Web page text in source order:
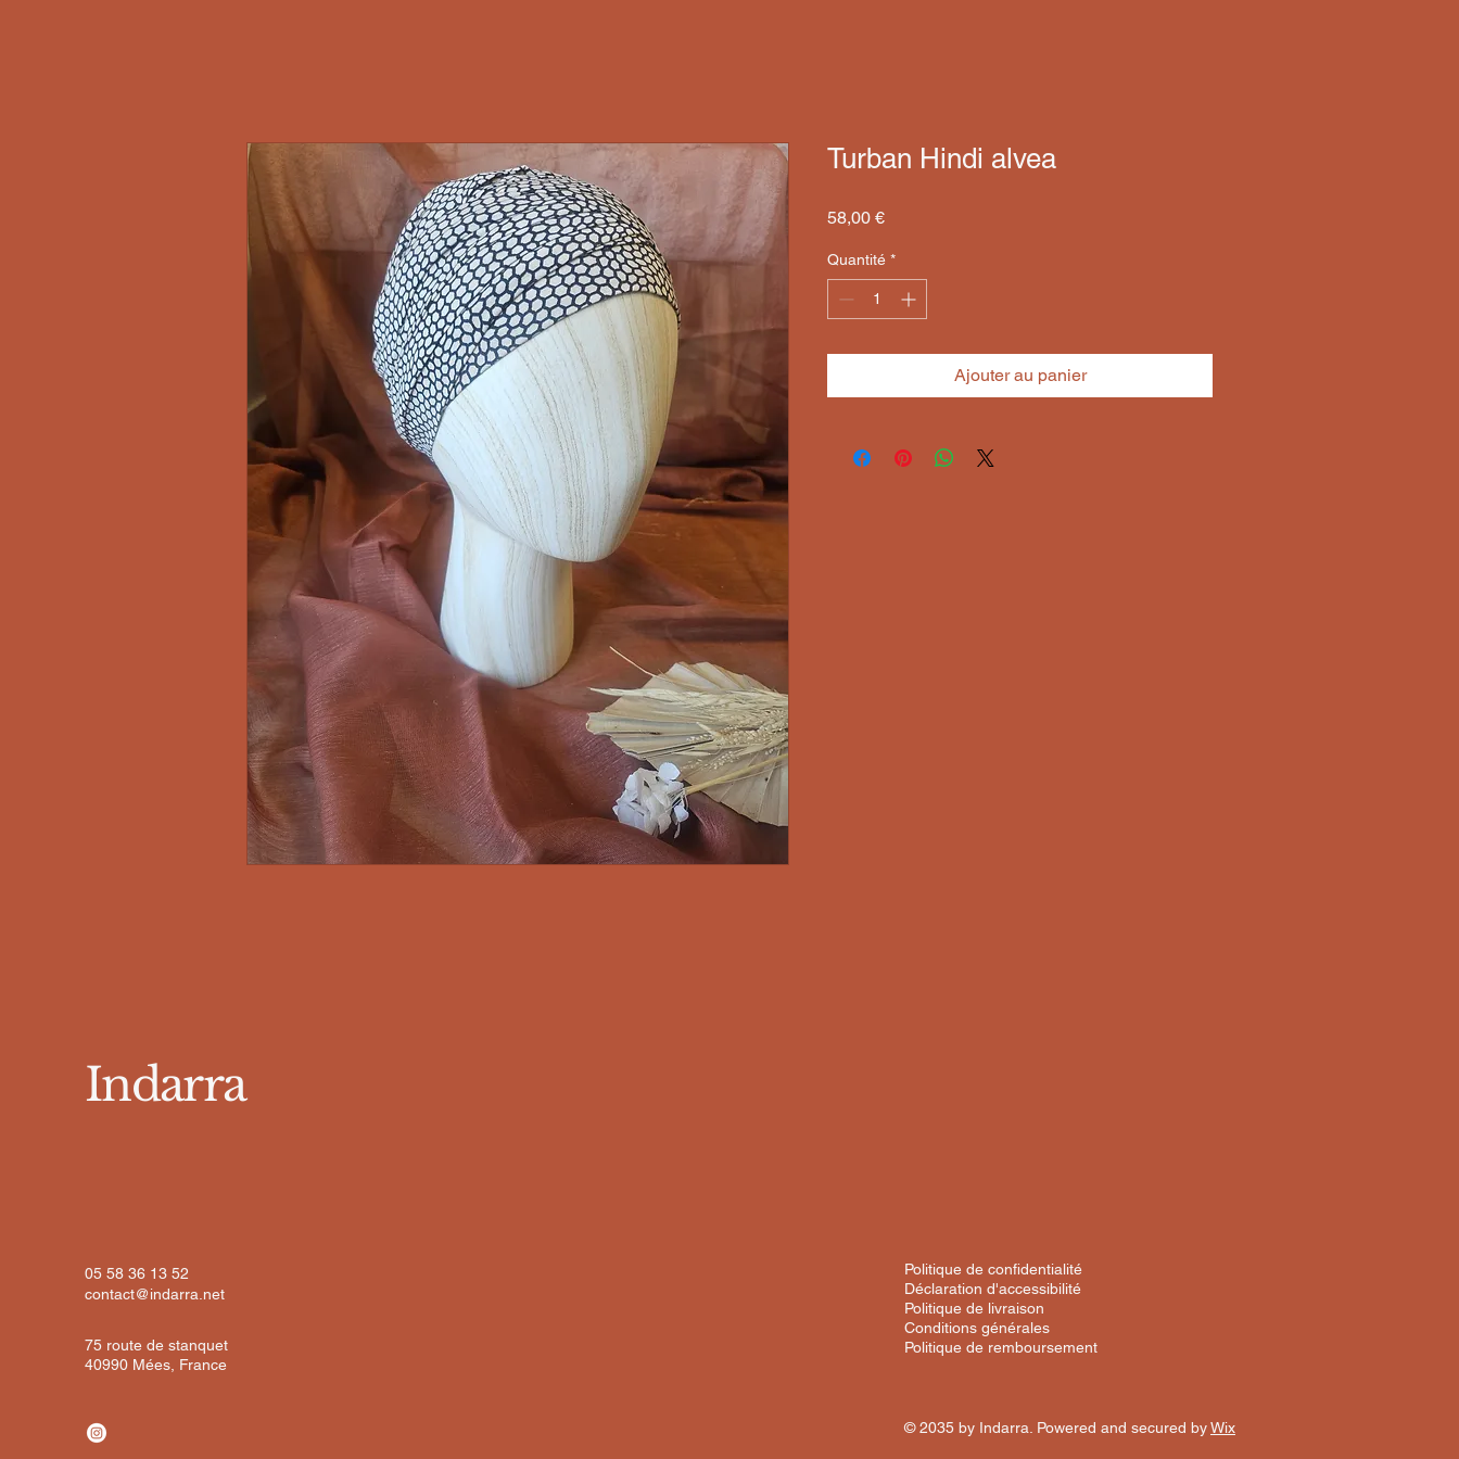
Turban Hindi alvea
58,00 €Prix
Quantité *
Ajouter au panier
Indarra
05 58 36 13 52
contact@indarra.net
75 route de stanquet
40990 Mées, France
Politique de confidentialité
Déclaration d'accessibilité
Politique de livraison
Conditions générales
Politique de remboursement
© 2035 by Indarra. Powered and secured byWix